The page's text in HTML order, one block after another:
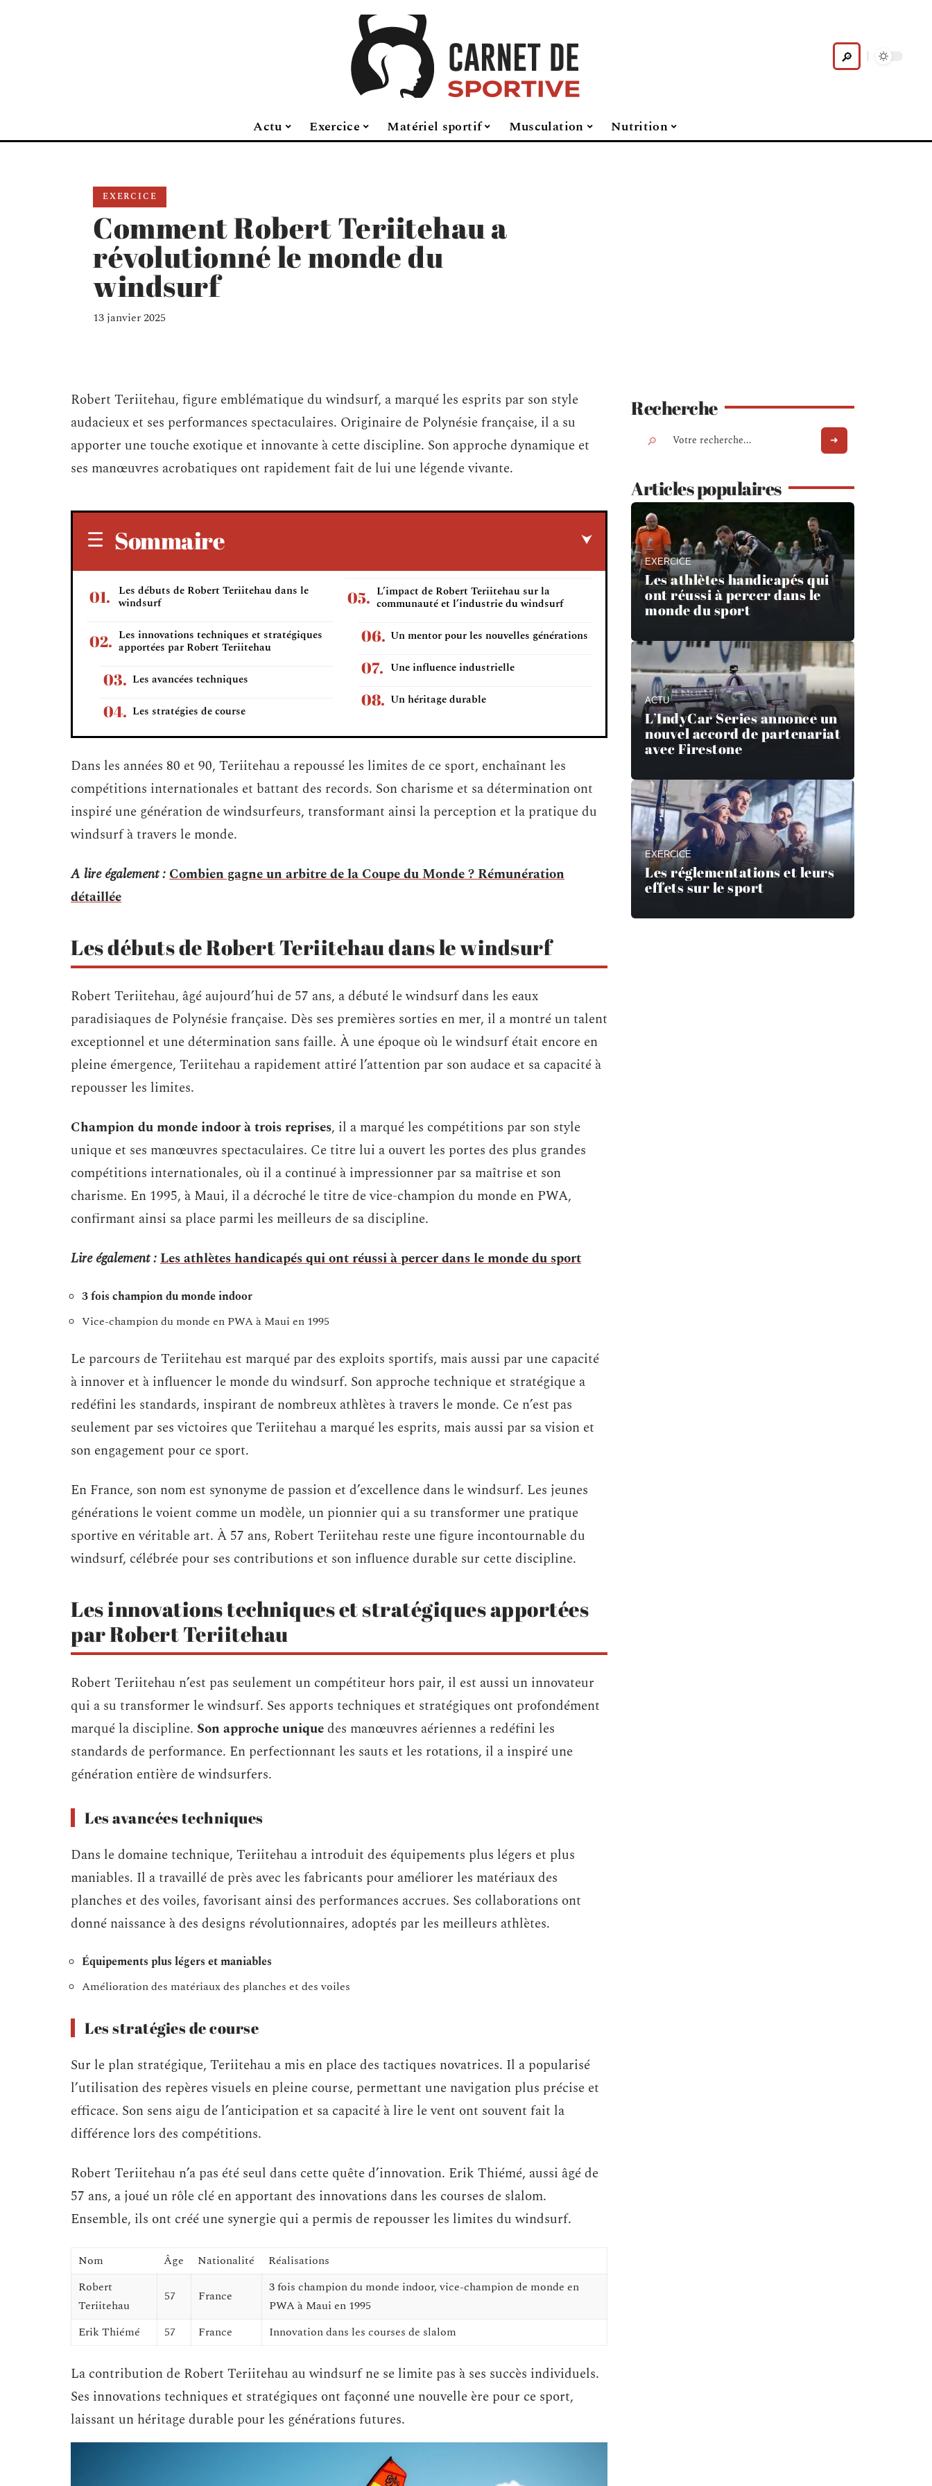
Actu Exercice Matériel sportif Musculation Nutrition
EXERCICE
Comment Robert Teriitehau a
révolutionné le monde du
windsurf
13 janvier 2025
Robert Teriitehau, figure emblématique du windsurf, a marqué les esprits par son style
audacieux et ses performances spectaculaires. Originaire de Polynésie française, il a su
apporter une touche exotique et innovante à cette discipline. Son approche dynamique et
ses manœuvres acrobatiques ont rapidement fait de lui une légende vivante.
Sommaire
Les débuts de Robert Teriitehau dans le
windsurf
Les innovations techniques et stratégiques
apportées par Robert Teriitehau
Les avancées techniques
Les stratégies de course
L’impact de Robert Teriitehau sur la
communauté et l’industrie du windsurf
Un mentor pour les nouvelles générations
Une influence industrielle
Un héritage durable
Dans les années 80 et 90, Teriitehau a repoussé les limites de ce sport, enchaînant les
compétitions internationales et battant des records. Son charisme et sa détermination ont
inspiré une génération de windsurfeurs, transformant ainsi la perception et la pratique du
windsurf à travers le monde.
A lire également :Combien gagne un arbitre de la Coupe du Monde ? Rémunération
détaillée
Les débuts de Robert Teriitehau dans le windsurf
Robert Teriitehau, âgé aujourd’hui de 57 ans, a débuté le windsurf dans les eaux
paradisiaques de Polynésie française. Dès ses premières sorties en mer, il a montré un talent
exceptionnel et une détermination sans faille. À une époque où le windsurf était encore en
pleine émergence, Teriitehau a rapidement attiré l’attention par son audace et sa capacité à
repousser les limites.
Champion du monde indoor à trois reprises, il a marqué les compétitions par son style
unique et ses manœuvres spectaculaires. Ce titre lui a ouvert les portes des plus grandes
compétitions internationales, où il a continué à impressionner par sa maîtrise et son
charisme. En 1995, à Maui, il a décroché le titre de vice-champion du monde en PWA,
confirmant ainsi sa place parmi les meilleurs de sa discipline.
Lire également :Les athlètes handicapés qui ont réussi à percer dans le monde du sport
3 fois champion du monde indoor
Vice-champion du monde en PWA à Maui en 1995
Le parcours de Teriitehau est marqué par des exploits sportifs, mais aussi par une capacité
à innover et à influencer le monde du windsurf. Son approche technique et stratégique a
redéfini les standards, inspirant de nombreux athlètes à travers le monde. Ce n’est pas
seulement par ses victoires que Teriitehau a marqué les esprits, mais aussi par sa vision et
son engagement pour ce sport.
En France, son nom est synonyme de passion et d’excellence dans le windsurf. Les jeunes
générations le voient comme un modèle, un pionnier qui a su transformer une pratique
sportive en véritable art. À 57 ans, Robert Teriitehau reste une figure incontournable du
windsurf, célébrée pour ses contributions et son influence durable sur cette discipline.
Les innovations techniques et stratégiques apportées
par Robert Teriitehau
Robert Teriitehau n’est pas seulement un compétiteur hors pair, il est aussi un innovateur
qui a su transformer le windsurf. Ses apports techniques et stratégiques ont profondément
marqué la discipline. Son approche uniquedes manœuvres aériennes a redéfini les
standards de performance. En perfectionnant les sauts et les rotations, il a inspiré une
génération entière de windsurfers.
Les avancées techniques
Dans le domaine technique, Teriitehau a introduit des équipements plus légers et plus
maniables. Il a travaillé de près avec les fabricants pour améliorer les matériaux des
planches et des voiles, favorisant ainsi des performances accrues. Ses collaborations ont
donné naissance à des designs révolutionnaires, adoptés par les meilleurs athlètes.
Équipements plus légers et maniables
Amélioration des matériaux des planches et des voiles
Les stratégies de course
Sur le plan stratégique, Teriitehau a mis en place des tactiques novatrices. Il a popularisé
l’utilisation des repères visuels en pleine course, permettant une navigation plus précise et
efficace. Son sens aigu de l’anticipation et sa capacité à lire le vent ont souvent fait la
différence lors des compétitions.
Robert Teriitehau n’a pas été seul dans cette quête d’innovation. Erik Thiémé, aussi âgé de
57 ans, a joué un rôle clé en apportant des innovations dans les courses de slalom.
Ensemble, ils ont créé une synergie qui a permis de repousser les limites du windsurf.
Nom Âge Nationalité
Réalisations
Robert
Teriitehau
57 France
3 fois champion du monde indoor, vice-champion de monde en
PWA à Maui en 1995
Erik Thiémé
57 France Innovation dans les courses de slalom
La contribution de Robert Teriitehau au windsurf ne se limite pas à ses succès individuels.
Ses innovations techniques et stratégiques ont façonné une nouvelle ère pour ce sport,
laissant un héritage durable pour les générations futures.
Recherche
Articles populaires
EXERCICE
Les athlètes handicapés qui
ont réussi à percer dans le
monde du sport
ACTU
L’IndyCar Series annonce un
nouvel accord de partenariat
avec Firestone
EXERCICE
Les réglementations et leurs
effets sur le sport